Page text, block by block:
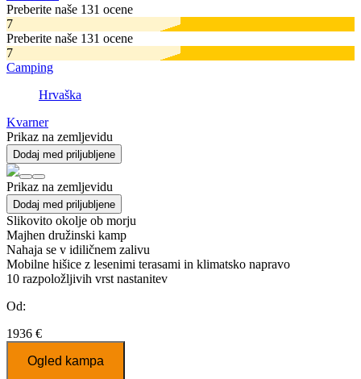
Preberite naše 131 ocene
7
Preberite naše 131 ocene
7
Camping
Hrvaška
Kvarner
Prikaz na zemljevidu
Dodaj med priljubljene
Prikaz na zemljevidu
Dodaj med priljubljene
Slikovito okolje ob morju
Majhen družinski kamp
Nahaja se v idiličnem zalivu
Mobilne hišice z lesenimi terasami in klimatsko napravo
10 razpoložljivih vrst nastanitev
Od:
1936 €
Ogled kampa